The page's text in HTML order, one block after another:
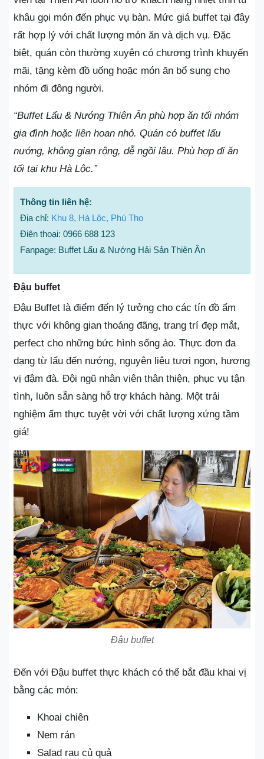
khâu gọi món đến phục vụ bàn. Mức giá buffet tại đây
rất hợp lý với chất lượng món ăn và dịch vụ. Đặc
biệt, quán còn thường xuyên có chương trình khuyến
mãi, tặng kèm đồ uống hoặc món ăn bổ sung cho
nhóm đi đông người.
“Buffet Lẩu & Nướng Thiên Ân phù hợp ăn tối nhóm
gia đình hoặc liên hoan nhỏ. Quán có buffet lẩu
nướng, không gian rộng, dễ ngồi lâu. Phù hợp đi ăn
tối tại khu Hà Lộc.”
Thông tin liên hệ:
Địa chỉ: Khu 8, Hà Lộc, Phú Thọ
Điện thoại: 0966 688 123
Fanpage: Buffet Lẩu & Nướng Hải Sản Thiên Ân
Đậu buffet
Đậu Buffet là điểm đến lý tưởng cho các tín đồ ẩm
thực với không gian thoáng đãng, trang trí đẹp mắt,
perfect cho những bức hình sống ảo. Thực đơn đa
dạng từ lẩu đến nướng, nguyên liệu tươi ngon, hương
vị đậm đà. Đội ngũ nhân viên thân thiện, phục vụ tận
tình, luôn sẵn sàng hỗ trợ khách hàng. Một trải
nghiệm ẩm thực tuyệt vời với chất lượng xứng tầm
giá!
Đậu buffet
Đến với Đậu buffet thực khách có thể bắt đầu khai vị
bằng các món:
Khoai chiên
Nem rán
Salad rau củ quả